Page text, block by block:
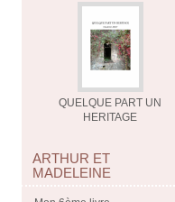
QUELQUE PART UN
HERITAGE
ARTHUR ET
MADELEINE